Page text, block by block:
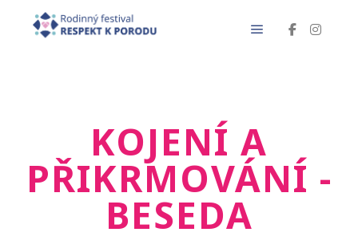
KOJENÍ A
PŘIKRMOVÁNÍ -
BESEDA